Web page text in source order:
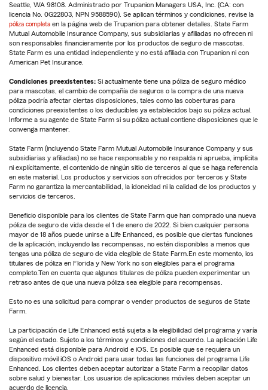
Seattle, WA 98108. Administrado por Trupanion Managers USA, Inc. (CA: con
licencia No. 0G22803, NPN 9588590). Se aplican términos y condiciones, revise la
póliza completa en la página web de Trupanion para obtener detalles. State Farm
Mutual Automobile Insurance Company, sus subsidiarias y afiliadas no ofrecen ni
son responsables financieramente por los productos de seguro de mascotas.
State Farm es una entidad independiente y no está afiliada con Trupanion ni con
American Pet Insurance.
Condiciones preexistentes: Si actualmente tiene una póliza de seguro médico
para mascotas, el cambio de compañía de seguros o la compra de una nueva
póliza podría afectar ciertas disposiciones, tales como las coberturas para
condiciones preexistentes o los deducibles ya establecidos bajo su póliza actual.
Informe a su agente de State Farm si su póliza actual contiene disposiciones que le
convenga mantener.
State Farm (incluyendo State Farm Mutual Automobile Insurance Company y sus
subsidiarias y afiliadas) no se hace responsable y no respalda ni aprueba, implícita
ni explícitamente, el contenido de ningún sitio de terceros al que se haga referencia
en este material. Los productos y servicios son ofrecidos por terceros y State
Farm no garantiza la mercantabilidad, la idoneidad ni la calidad de los productos y
servicios de terceros.
Beneficio disponible para los clientes de State Farm que han comprado una nueva
póliza de seguro de vida desde el 1 de enero de 2022. Si bien cualquier persona
mayor de 18 años puede unirse a Life Enhanced, es posible que ciertas funciones
de la aplicación, incluyendo las recompensas, no estén disponibles a menos que
tengas una póliza de seguro de vida elegible de State Farm.En este momento, los
titulares de póliza en Florida y New York no son elegibles para el programa
completo.Ten en cuenta que algunos titulares de póliza pueden experimentar un
retraso antes de que una nueva póliza sea elegible para recompensas.
Esto no es una solicitud para comprar o vender productos de seguros de State
Farm.
La participación de Life Enhanced está sujeta a la elegibilidad del programa y varía
según el estado. Sujeto a los términos y condiciones del acuerdo. La aplicación Life
Enhanced está disponible para Android e iOS. Es posible que se requiera un
dispositivo móvil iOS o Android para usar todas las funciones del programa Life
Enhanced. Los clientes deben aceptar autorizar a State Farm a recopilar datos
sobre salud y bienestar. Los usuarios de aplicaciones móviles deben aceptar un
acuerdo de licencia.